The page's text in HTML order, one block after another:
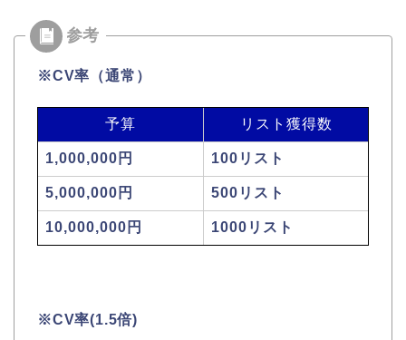
※CV率（通常）
予算 リスト獲得数
1,000,000円 100リスト
5,000,000円 500リスト
10,000,000円 1000リスト
※CV率(1.5倍)